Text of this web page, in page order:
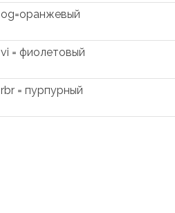
og=оранжевый
vi = фиолетовый
rbr = пурпурный